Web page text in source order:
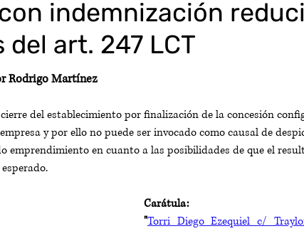
indemnización
art. 247 LCT
Rodrigo Martínez
cierre del establecimiento por finalización de la concesión
y por ello no puede ser invocado como causal de
emprendimiento en cuanto a las posibilidades de que el
Carátula:
"Torri Diego Ezequiel c/